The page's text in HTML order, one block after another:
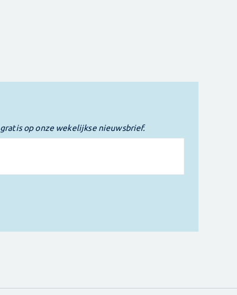
op onze wekelijkse nieuwsbrief.